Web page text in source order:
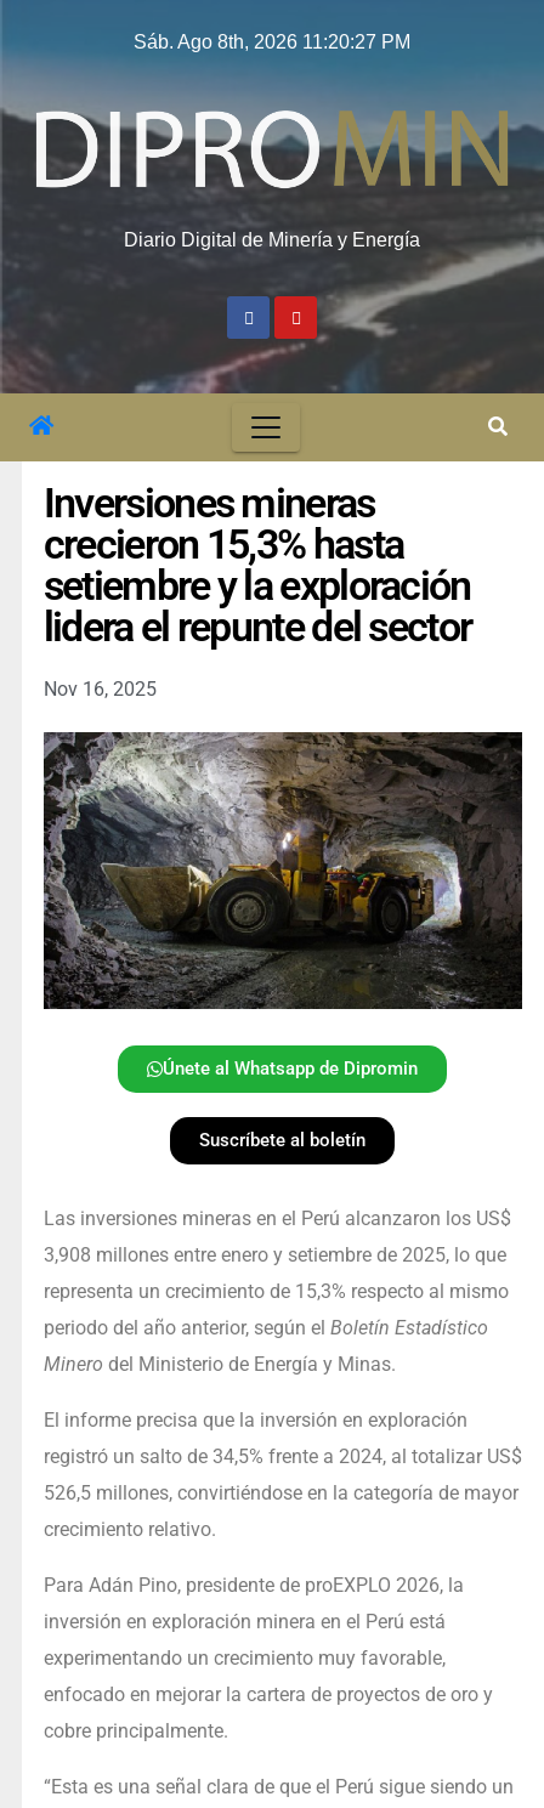
Sáb. Ago 8th, 2026 11:20:28 PM
Diario Digital de Minería y Energía
Inversiones mineras
crecieron 15,3% hasta
setiembre y la exploración
lidera el repunte del sector
Nov 16, 2025
Únete al Whatsapp de Dipromin
Suscríbete al boletín
Las inversiones mineras en el Perú alcanzaron los US$
3,908 millones entre enero y setiembre de 2025, lo que
representa un crecimiento de 15,3% respecto al mismo
periodo del año anterior, según el Boletín Estadístico
Minero del Ministerio de Energía y Minas.
El informe precisa que la inversión en exploración
registró un salto de 34,5% frente a 2024, al totalizar US$
526,5 millones, convirtiéndose en la categoría de mayor
crecimiento relativo.
Para Adán Pino, presidente de proEXPLO 2026, la
inversión en exploración minera en el Perú está
experimentando un crecimiento muy favorable,
enfocado en mejorar la cartera de proyectos de oro y
cobre principalmente.
“Esta es una señal clara de que el Perú sigue siendo un